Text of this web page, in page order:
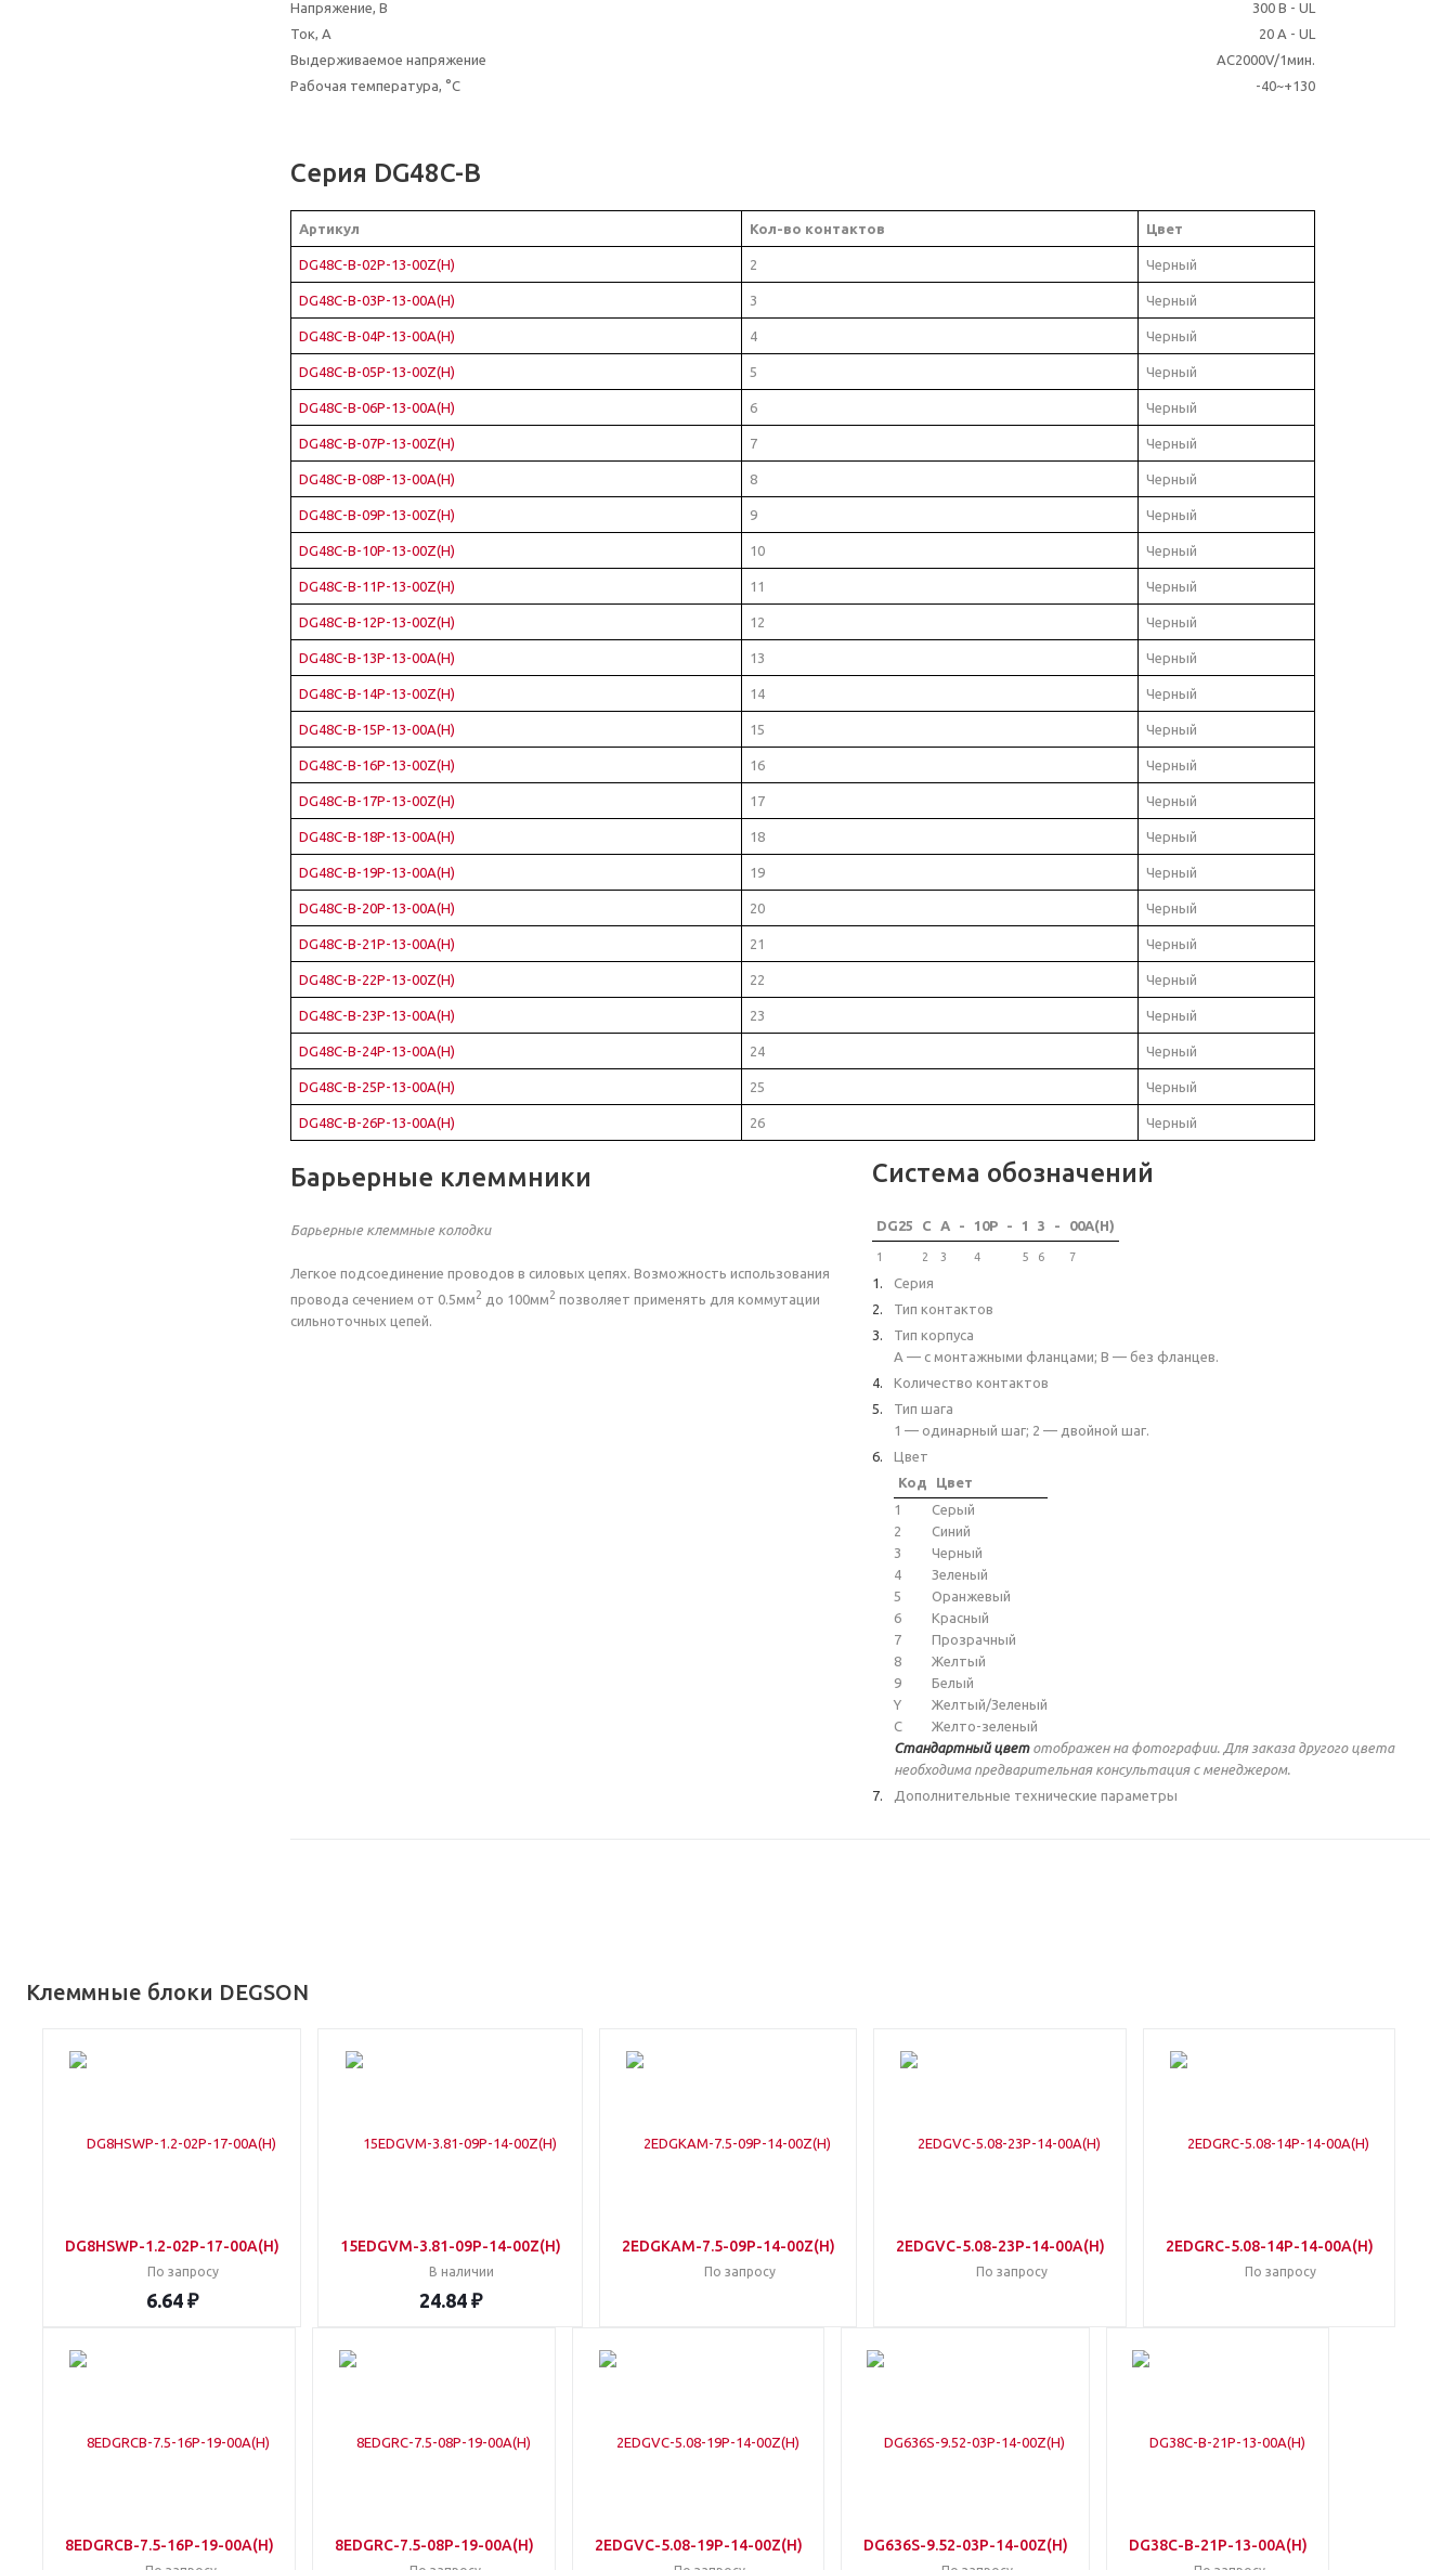
Напряжение, В
300 В - UL
Ток, А
20 A - UL
Выдерживаемое напряжение
AC2000V/1мин.
Рабочая температура, °C
-40~+130
Серия DG48C-B
Артикул Кол-во контактов Цвет
DG48C-B-02P-13-00Z(H) 2 Черный
DG48C-B-03P-13-00A(H) 3 Черный
DG48C-B-04P-13-00A(H) 4 Черный
DG48C-B-05P-13-00Z(H) 5 Черный
DG48C-B-06P-13-00A(H) 6 Черный
DG48C-B-07P-13-00Z(H) 7 Черный
DG48C-B-08P-13-00A(H) 8 Черный
DG48C-B-09P-13-00Z(H) 9 Черный
DG48C-B-10P-13-00Z(H) 10 Черный
DG48C-B-11P-13-00Z(H) 11 Черный
DG48C-B-12P-13-00Z(H) 12 Черный
DG48C-B-13P-13-00A(H) 13 Черный
DG48C-B-14P-13-00Z(H) 14 Черный
DG48C-B-15P-13-00A(H) 15 Черный
DG48C-B-16P-13-00Z(H) 16 Черный
DG48C-B-17P-13-00Z(H) 17 Черный
DG48C-B-18P-13-00A(H) 18 Черный
DG48C-B-19P-13-00A(H) 19 Черный
DG48C-B-20P-13-00A(H) 20 Черный
DG48C-B-21P-13-00A(H) 21 Черный
DG48C-B-22P-13-00Z(H) 22 Черный
DG48C-B-23P-13-00A(H) 23 Черный
DG48C-B-24P-13-00A(H) 24 Черный
DG48C-B-25P-13-00A(H) 25 Черный
DG48C-B-26P-13-00A(H) 26 Черный
Барьерные клеммники
Барьерные клеммные колодки
Легкое подсоединение проводов в силовых цепях. Возможность использования
провода сечением от 0.5мм2 до 100мм2 позволяет применять для коммутации
сильноточных цепей.
Система обозначений
DG25 C A - 10P - 1 3 - 00A(H)
1 2 3 4 5 6 7
Серия
Тип контактов
Тип корпуса
A — с монтажными фланцами; B — без фланцев.
Количество контактов
Тип шага
1 — одинарный шаг; 2 — двойной шаг.
Цвет
Код
Цвет
1
Серый
2
Синий
3
Черный
4
Зеленый
5
Оранжевый
6
Красный
7
Прозрачный
8
Желтый
9
Белый
Y
Желтый/Зеленый
C
Желто-зеленый
Стандартный цветотображен на фотографии. Для заказа другого цвета
необходима предварительная консультация с менеджером.
Дополнительные технические параметры
Клеммные блоки DEGSON
DG8HSWP-1.2-02P-17-00A(H)
По запросу
6.64 ₽
15EDGVM-3.81-09P-14-00Z(H)
В наличии
24.84 ₽
2EDGKAM-7.5-09P-14-00Z(H)
По запросу
2EDGVC-5.08-23P-14-00A(H)
По запросу
2EDGRC-5.08-14P-14-00A(H)
По запросу
8EDGRCB-7.5-16P-19-00A(H) 8EDGRC-7.5-08P-19-00A(H) 2EDGVC-5.08-19P-14-00Z(H) DG636S-9.52-03P-14-00Z(H) DG38C-B-21P-13-00A(H)